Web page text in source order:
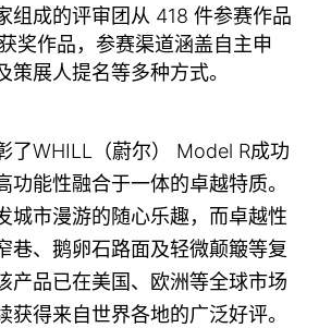
组成的评审团从 418 件参赛作品
奖作品，参赛渠道涵盖自主申
策展人提名等多种方式。
了WHILL（蔚尔） Model R成功
功能性融合于一体的卓越特质。
城市漫游的随心乐趣，而卓越性
巷、鹅卵石路面及轻微颠簸等复
产品已在美国、欧洲等全球市场
获得来自世界各地的广泛好评。